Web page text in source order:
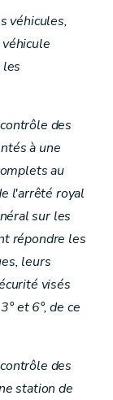
véhicules,
des
à une
au
l'arrêté royal
sur les
répondre les
leurs
visés
et 6°, de ce
des
station de